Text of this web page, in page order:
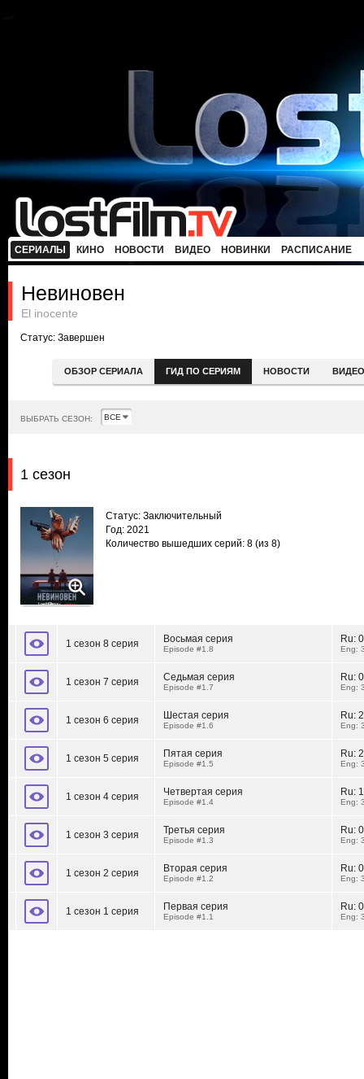
СЕРИАЛЫ КИНО НОВОСТИ ВИДЕО НОВИНКИ РАСПИСАНИЕ
Невиновен
El inocente
Статус: Завершен
ОБЗОР СЕРИАЛА ГИД ПО СЕРИЯМ НОВОСТИ ВИДЕО
ВЫБРАТЬ СЕЗОН:
1 сезон
Статус: Заключительный
Год: 2021
Количество вышедших серий: 8 (из 8)
1 сезон 8 серия Восьмая серия
Episode #1.8
Ru:
Eng:
1 сезон 7 серия Седьмая серия
Episode #1.7
Ru:
Eng:
1 сезон 6 серия Шестая серия
Episode #1.6
Ru:
Eng:
1 сезон 5 серия Пятая серия
Episode #1.5
Ru:
Eng:
1 сезон 4 серия Четвертая серия
Episode #1.4
Ru:
Eng:
1 сезон 3 серия Третья серия
Episode #1.3
Ru:
Eng:
1 сезон 2 серия Вторая серия
Episode #1.2
Ru:
Eng:
1 сезон 1 серия Первая серия
Episode #1.1
Ru:
Eng: